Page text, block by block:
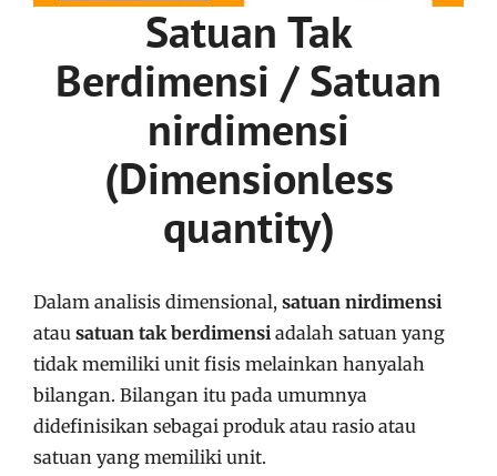
Satuan Tak
Berdimensi / Satuan
nirdimensi
(Dimensionless
quantity)
Dalam analisis dimensional, satuan nirdimensi
atau satuan tak berdimensi adalah satuan yang
tidak memiliki unit fisis melainkan hanyalah
bilangan. Bilangan itu pada umumnya
didefinisikan sebagai produk atau rasio atau
satuan yang memiliki unit.